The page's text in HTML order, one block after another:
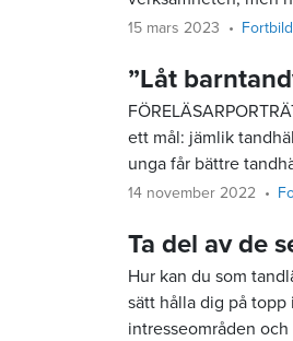
15 mars 2023
”Låt
ett mål: jämlik
unga får bättre
14 november 2022
Ta del av de
Hur kan du som
sätt hålla dig på topp
intresseområden